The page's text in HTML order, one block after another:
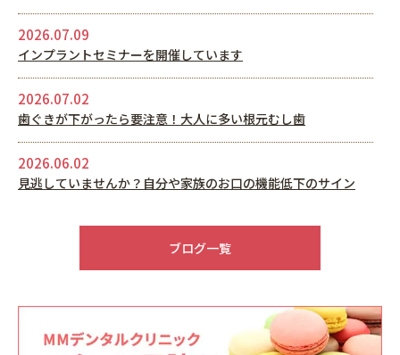
2026.07.09
インプラントセミナーを開催しています
2026.07.02
歯ぐきが下がったら要注意！大人に多い根元むし歯
2026.06.02
見逃していませんか？自分や家族のお口の機能低下のサイン
2026.05.22
ブログ一覧